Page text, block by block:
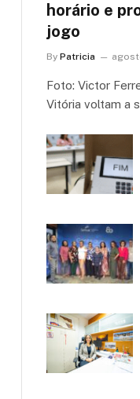
horário e
jogo
By Patricia
Foto: Victor
Vitória voltam a